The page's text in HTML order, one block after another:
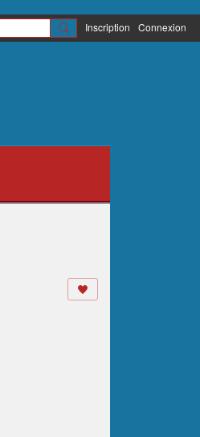
Inscription Connexion